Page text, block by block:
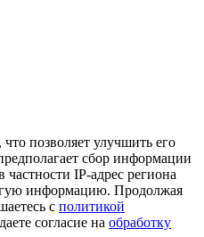
позволяет улучшить его
сбор информации
частности IP-адрес региона
информацию. Продолжая
с политикой
согласие на обработку